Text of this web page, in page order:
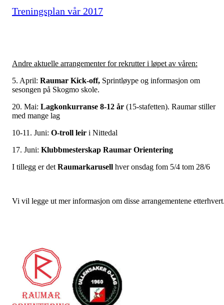
Treningsplan vår 2017
Andre aktuelle arrangementer for rekrutter i løpet av våren:
5. April: Raumar Kick-off, Sprintløype og informasjon om
sesongen på Skogmo skole.
20. Mai: Lagkonkurranse 8-12 år (15-stafetten). Raumar stiller
med mange lag
10-11. Juni: O-troll leir i Nittedal
17. Juni: Klubbmesterskap Raumar Orientering
I tillegg er det Raumarkarusell hver onsdag fom 5/4 tom 28/6
Vi vil legge ut mer informasjon om disse arrangementene